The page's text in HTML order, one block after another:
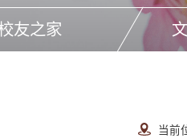
友之家
当前